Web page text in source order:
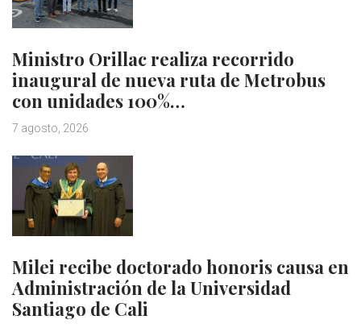
Ministro Orillac realiza recorrido
inaugural de nueva ruta de Metrobus
con unidades 100%…
7 agosto, 2026
Milei recibe doctorado honoris causa en
Administración de la Universidad
Santiago de Cali